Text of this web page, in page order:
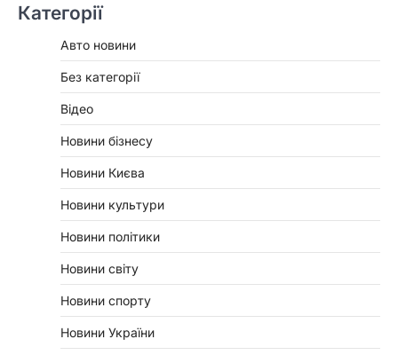
Категорії
Авто новини
Без категорії
Відео
Новини бізнесу
Новини Києва
Новини культури
Новини політики
Новини світу
Новини спорту
Новини України